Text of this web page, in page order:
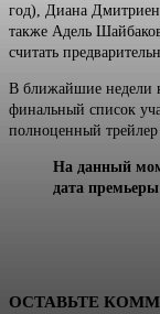
год), Диана
также Адель
считать
В ближайшие недели
финальный список
полноценный трейлер
На данный
дата
ОСТАВЬТЕ